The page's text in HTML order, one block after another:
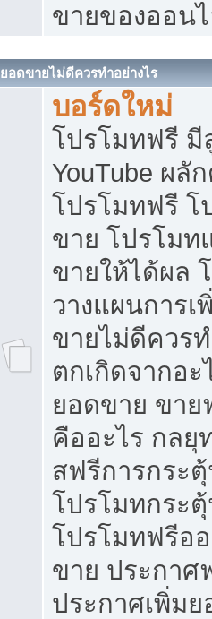
ขายของออน
ยอดขายไม่ดีควรทำอย่างไร
บอร์ดใหม่
โปรโมทฟรี มี
YouTube ผลั
โปรโมทฟรี โ
ขาย โปรโมท
ขายให้ได้ผล
วางแผนการ
ขายไม่ดีควร
ตกเกิดจากอะ
ยอดขาย ขาย
คืออะไร กลยุ
สฟรีการกระ
โปรโมทกระ
โปรโมทฟรีอ
ขาย ประกาศ
ประกาศเพิ่ม